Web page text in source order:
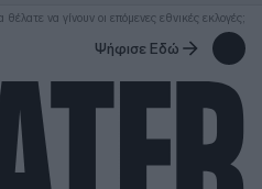
να γίνουν οι επόμενες εθνικές εκλογές;
Ψήφισε Εδώ